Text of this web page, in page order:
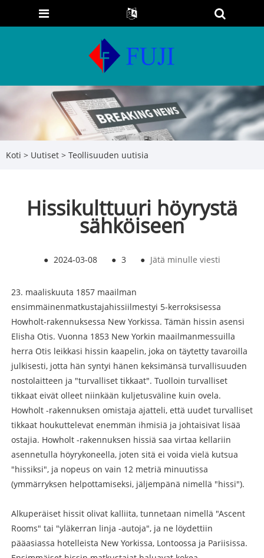
Koti > Uutiset > Teollisuuden uutisia
Hissikulttuuri höyrystä
sähköiseen
● 2024-03-08 ● 3 ● Jätä minulle viesti
23. maaliskuuta 1857 maailman
ensimmäinenmatkustajahissiilmestyi 5-kerroksisessa
Howholt-rakennuksessa New Yorkissa. Tämän hissin asensi
Elisha Otis. Vuonna 1853 New Yorkin maailmanmessuilla
herra Otis leikkasi hissin kaapelin, joka on täytetty tavaroilla
julkisesti, jotta hän syntyi hänen keksimänsä turvallisuuden
nostolaitteen ja "turvalliset tikkaat". Tuolloin turvalliset
tikkaat eivät olleet niinkään kuljetusväline kuin ovela.
Howholt -rakennuksen omistaja ajatteli, että uudet turvalliset
tikkaat houkuttelevat enemmän ihmisiä ja johtaisivat lisää
ostajia. Howholt -rakennuksen hissiä saa virtaa kellariin
asennetulla höyrykoneella, joten sitä ei voida vielä kutsua
"hissiksi", ja nopeus on vain 12 metriä minuutissa
(ymmärryksen helpottamiseksi, jäljempänä nimellä "hissi").
Alkuperäiset hissit olivat kalliita, tunnetaan nimellä "Ascent
Rooms" tai "yläkerran linja -autoja", ja ne löydettiin
pääasiassa hotelleista New Yorkissa, Lontoossa ja Pariisissa.